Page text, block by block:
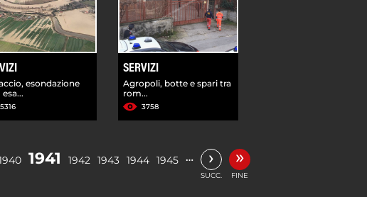
esondazione
esa...
5316
SERVIZI
Agropoli, botte e spari tra
rom...
3758
1941 1942 1943 1944 1945 … ›
SUCC.
»
FINE